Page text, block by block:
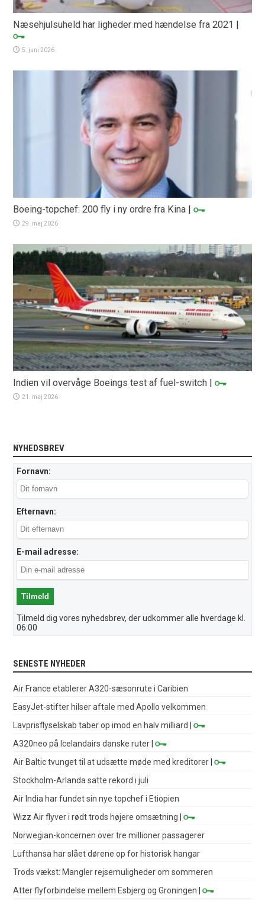
Næsehjulsuheld har ligheder med hændelse fra 2021 |
5. juni 2026
Boeing-topchef: 200 fly i ny ordre fra Kina |
29. maj 2026
Indien vil overvåge Boeings test af fuel-switch |
21. maj 2026
NYHEDSBREV
Fornavn:
Efternavn:
E-mail adresse:
Tilmeld dig vores nyhedsbrev, der udkommer alle hverdage kl.
06:00
SENESTE NYHEDER
Air France etablerer A320-sæsonrute i Caribien
EasyJet-stifter hilser aftale med Apollo velkommen
Lavprisflyselskab taber op imod en halv milliard
|
A320neo på Icelandairs danske ruter |
Air Baltic tvunget til at udsætte møde med kreditorer |
Stockholm-Arlanda satte rekord i juli
Air India har fundet sin nye topchef i Etiopien
Wizz Air flyver i rødt trods højere omsætning |
Norwegian-koncernen over tre millioner passagerer
Lufthansa har slået dørene op for historisk hangar
Trods vækst: Mangler rejsemuligheder om sommeren
Atter flyforbindelse mellem Esbjerg og Groningen |